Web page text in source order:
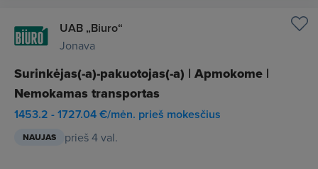
UAB „Biuro“
Jonava
Surinkėjas(-a)-pakuotojas(-a) | Apmokome |
Nemokamas transportas
1453.2 - 1727.04 €/mėn. prieš mokesčius
NAUJAS prieš 4 val.